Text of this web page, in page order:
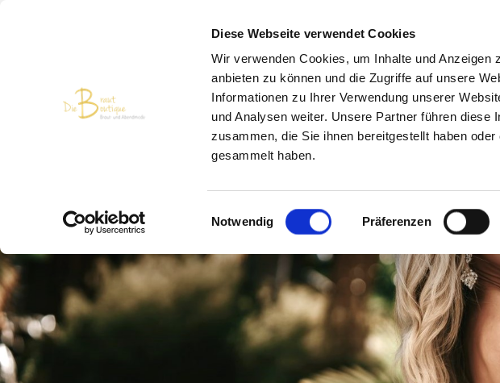
Diese Webseite verwendet Cookies
Wir verwenden Cookies, um Inhalte und
anbieten zu können und die Zugriffe auf unsere
Informationen zu Ihrer Verwendung unserer
und Analysen weiter. Unsere Partner führen
zusammen, die Sie ihnen bereitgestellt haben
gesammelt haben.
Einwilligungsauswahl
Notwendig Präferenzen
Brautmode